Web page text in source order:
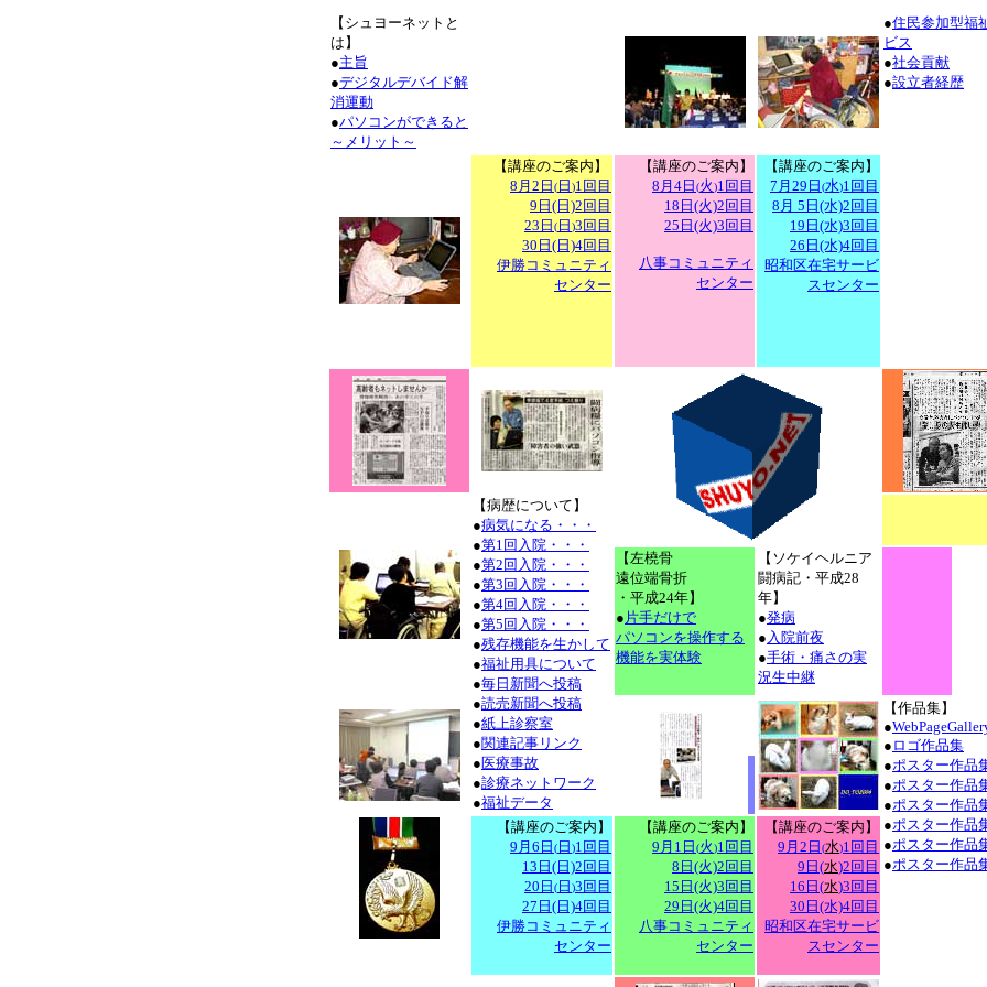
【シュヨーネットと
は】
●主旨
●デジタルデバイド解
消運動
●パソコンができると
～メリット～
●住民参加型福
ビス
●社会貢献
●設立者経歴
【講座のご案内】
8月2日 ( 日 )1回目
9日(日)2回目
23日 ( 日 )3回目
30日(日)4回目
伊勝コミュニティ
センター
【講座のご案内】
8月4日 (火)1回目
18日(火)2回目
25日(火)3回目
八事コミュニティ
センター
【講座のご案内】
7月29日 (水)1回目
8月 5日(水)2回目
19日(水)3回目
26日(水)4回目
昭和区在宅サービ
スセンター
【病歴について】
●病気になる・・・
●第1回入院・・・
●第2回入院・・・
●第3回入院・・・
●第4回入院・・・
●第5回入院・・・
●残存機能を生かして
●福祉用具について
●毎日新聞へ投稿
●読売新聞へ投稿
●紙上診察室
●関連記事リンク
●医療事故
●診療ネットワーク
●福祉データ
【左橈骨
遠位端骨折
・平成24年】
● 片手だけで
パソコンを操作する
機能を実体験
【ソケイヘルニア
闘病記・平成28
年】
●発病
● 入院前夜
●手術・痛さの実
況生中継
【作品集】
●
● ロゴ作品集
●ポスター作品
●ポスター作品
●ポスター作品
●ポスター作品
●ポスター作品
●ポスター作品
【講座のご案内】
9月6日 ( 日 )1回目
13日(日)2回目
20日 ( 日 )3回目
27日(日)4回目
伊勝コミュニティ
センター
【講座のご案内】
9月1日 (火)1回目
8日(火)2回目
15日(火)3回目
29日(火)4回目
八事コミュニティ
センター
【講座のご案内】
9月2日 (水)1回目
9日(水)2回目
16日(水)3回目
30日(水)4回目
昭和区在宅サービ
スセンター